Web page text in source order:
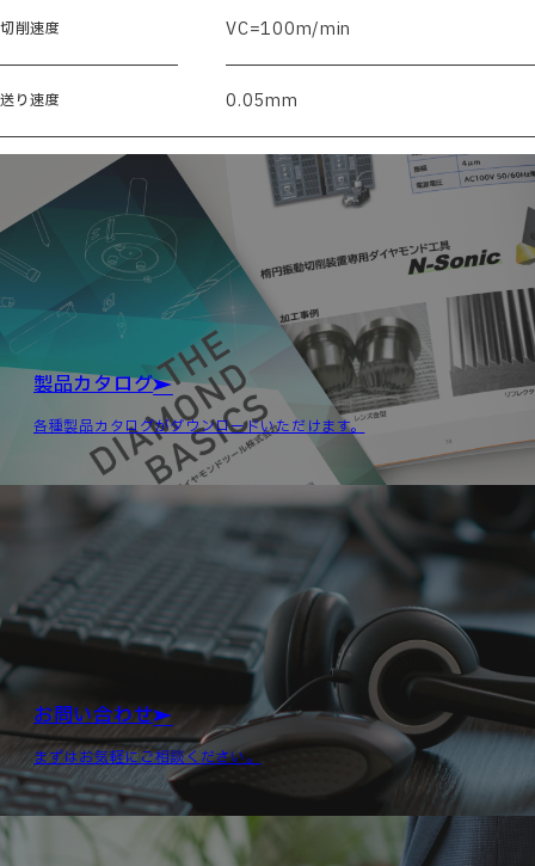
切削速度 VC=100m/min
送り速度 0.05mm
製品カタログ
各種製品カタログがダウンロードいただけます。
お問い合わせ
まずはお気軽にご相談ください。